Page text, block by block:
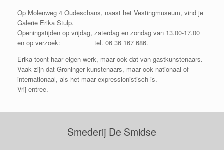
Op Molenweg 4 Oudeschans, naast het Vestingmuseum, vind je
Galerie Erika Stulp.
Openingstijden op vrijdag, zaterdag en zondag van 13.00-17.00
en op verzoek: tel. 06 36 167 686.
Erika toont haar eigen werk, maar ook dat van gastkunstenaars.
Vaak zijn dat Groninger kunstenaars, maar ook nationaal of
internationaal, als het maar expressionistisch is.
Vrij entree.
Smederij De Smidse